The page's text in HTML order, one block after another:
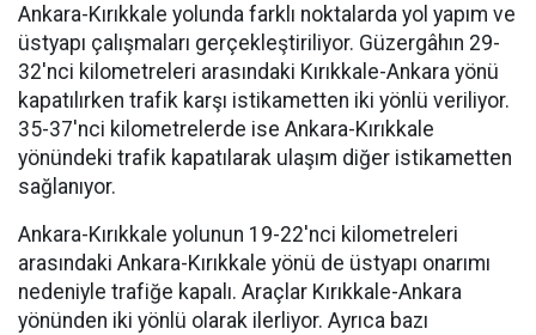
Ankara-Kırıkkale yolunda farklı noktalarda yol yapım ve
üstyapı çalışmaları gerçekleştiriliyor. Güzergâhın 29-
32'nci kilometreleri arasındaki Kırıkkale-Ankara yönü
kapatılırken trafik karşı istikametten iki yönlü veriliyor.
35-37'nci kilometrelerde ise Ankara-Kırıkkale
yönündeki trafik kapatılarak ulaşım diğer istikametten
sağlanıyor.
Ankara-Kırıkkale yolunun 19-22'nci kilometreleri
arasındaki Ankara-Kırıkkale yönü de üstyapı onarımı
nedeniyle trafiğe kapalı. Araçlar Kırıkkale-Ankara
yönünden iki yönlü olarak ilerliyor. Ayrıca bazı